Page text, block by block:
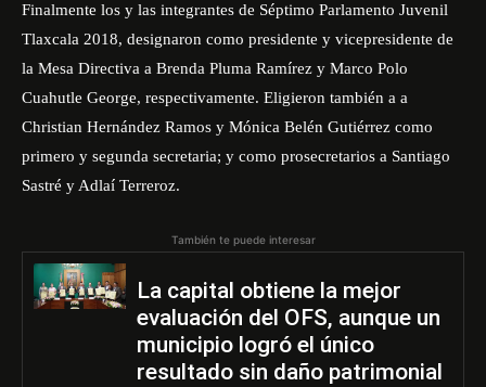
Finalmente los y las integrantes de Séptimo Parlamento Juvenil
Tlaxcala 2018, designaron como presidente y vicepresidente de
la Mesa Directiva a Brenda Pluma Ramírez y Marco Polo
Cuahutle George, respectivamente. Eligieron también a a
Christian Hernández Ramos y Mónica Belén Gutiérrez como
primero y segunda secretaria; y como prosecretarios a Santiago
Sastré y Adlaí Terreroz.
También te puede interesar
La capital obtiene la mejor
evaluación del OFS, aunque un
municipio logró el único
resultado sin daño patrimonial